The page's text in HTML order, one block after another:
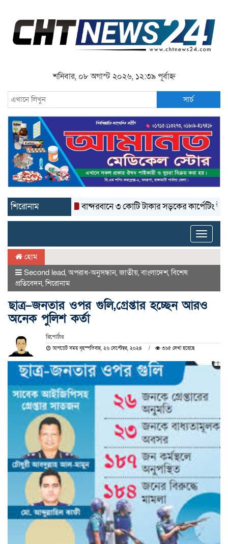
শনিবার, ০৮ অগাস্ট ২০২৬, ১২:৩৯ পূর্বাহ্ন
সার্চ
শিরোনাম বান্দরবানে ৩ কোটি টাকার সড়কের কার্পেটিং উঠে
Toggle
হোম
Second lead,অপরাধ-অনুসন্ধান,জাতীয়,বাংলাদেশ,বিশেষ
প্রতিবেদন,শিরোনাম
ছাত্র–জনতার ওপর গুলি,গ্রেপ্তার হচ্ছেন আরও
অনেক পুলিশ কর্তা
রিপোর্টার
আপডেট সময় বৃহস্পতিবার, ২৬ সেপ্টেম্বর, ২০২৪ ৩৬৫ দেখা হয়েছে